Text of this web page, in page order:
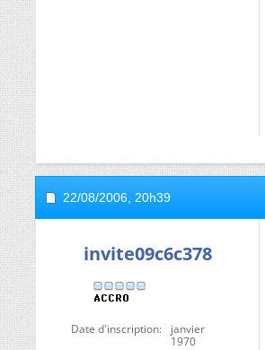
22/08/2006, 20h39
invite09c6c378
Date d'inscription
janvier
1970